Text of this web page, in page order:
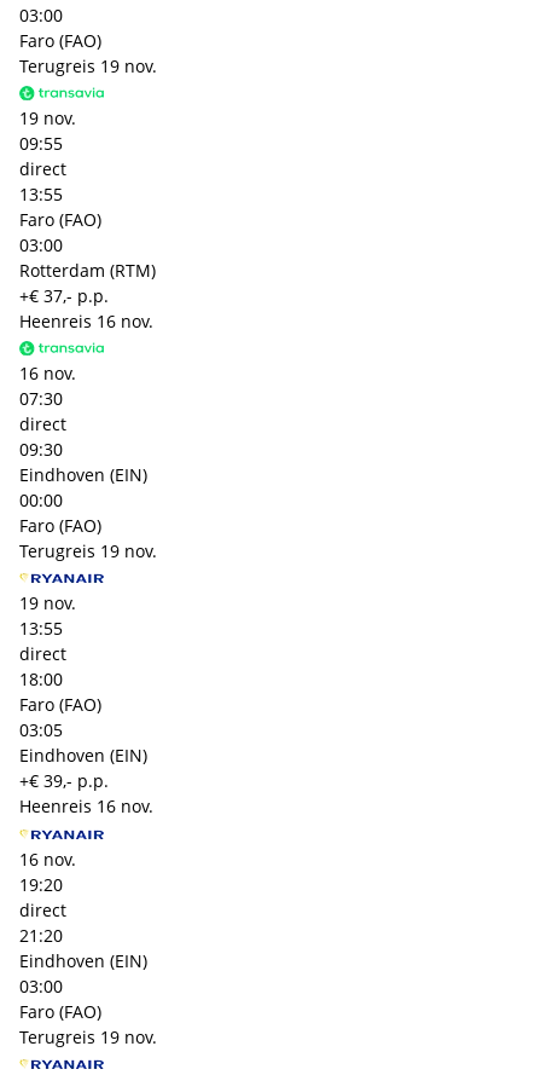
03:00
Faro (FAO)
Terugreis 19 nov.
19 nov.
09:55
direct
13:55
Faro (FAO)
03:00
Rotterdam (RTM)
+€ 37,- p.p.
Heenreis 16 nov.
16 nov.
07:30
direct
09:30
Eindhoven (EIN)
00:00
Faro (FAO)
Terugreis 19 nov.
19 nov.
13:55
direct
18:00
Faro (FAO)
03:05
Eindhoven (EIN)
+€ 39,- p.p.
Heenreis 16 nov.
16 nov.
19:20
direct
21:20
Eindhoven (EIN)
03:00
Faro (FAO)
Terugreis 19 nov.